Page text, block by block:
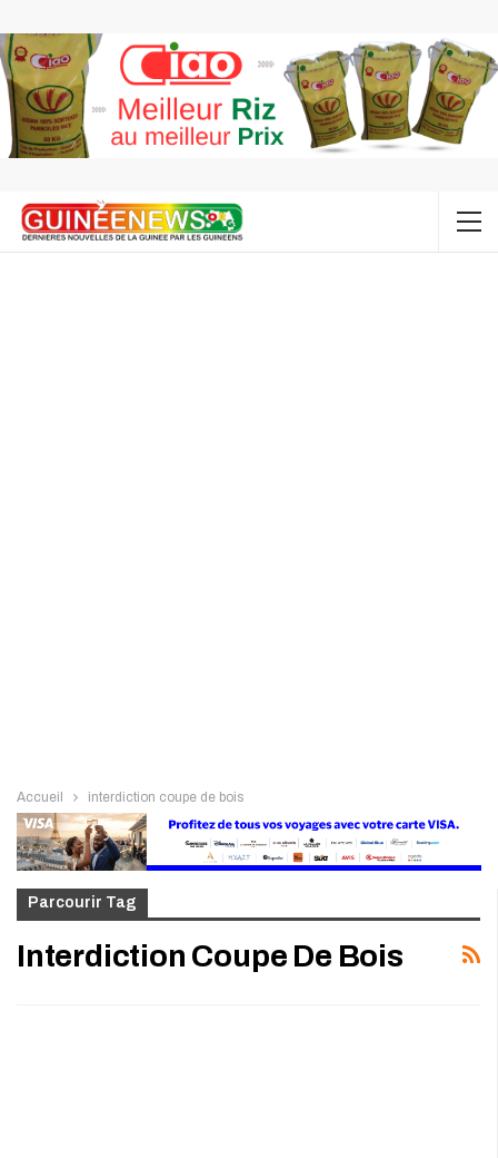
Accueil interdiction coupe de bois
Parcourir Tag
Interdiction Coupe De Bois